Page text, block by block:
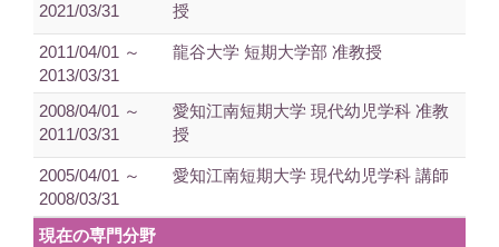
2021/03/31
授
2011/04/01 ～
2013/03/31
龍谷大学 短期大学部 准教授
2008/04/01 ～
2011/03/31
愛知江南短期大学 現代幼児学科 准教
授
2005/04/01 ～
2008/03/31
愛知江南短期大学 現代幼児学科 講師
現在の専門分野